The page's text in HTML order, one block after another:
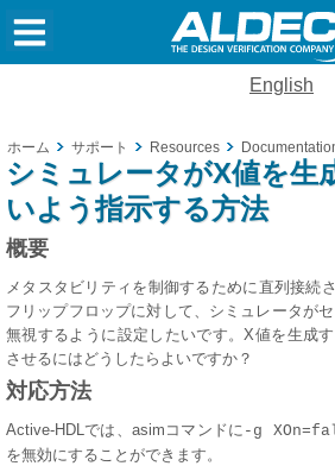
English
ホーム サポート Resources
シミュレータがX値を生
いよう指示する方法
概要
メタスタビリティを制御するために直列接続
フリップフロップに対して、シミュレータが
無視するように設定したいです。X値を生成
させるにはどうしたらよいですか？
対応方法
Active-HDLでは、asimコマンドに -g
を無効にすることができます。